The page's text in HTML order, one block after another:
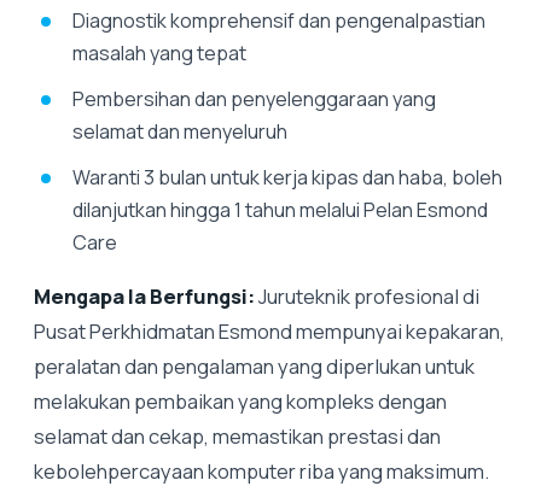
Diagnostik komprehensif dan pengenalpastian
masalah yang tepat
Pembersihan dan penyelenggaraan yang
selamat dan menyeluruh
Waranti 3 bulan untuk kerja kipas dan haba, boleh
dilanjutkan hingga 1 tahun melalui Pelan Esmond
Care
Mengapa Ia Berfungsi:Juruteknik profesional di
Pusat Perkhidmatan Esmond mempunyai kepakaran,
peralatan dan pengalaman yang diperlukan untuk
melakukan pembaikan yang kompleks dengan
selamat dan cekap, memastikan prestasi dan
kebolehpercayaan komputer riba yang maksimum.